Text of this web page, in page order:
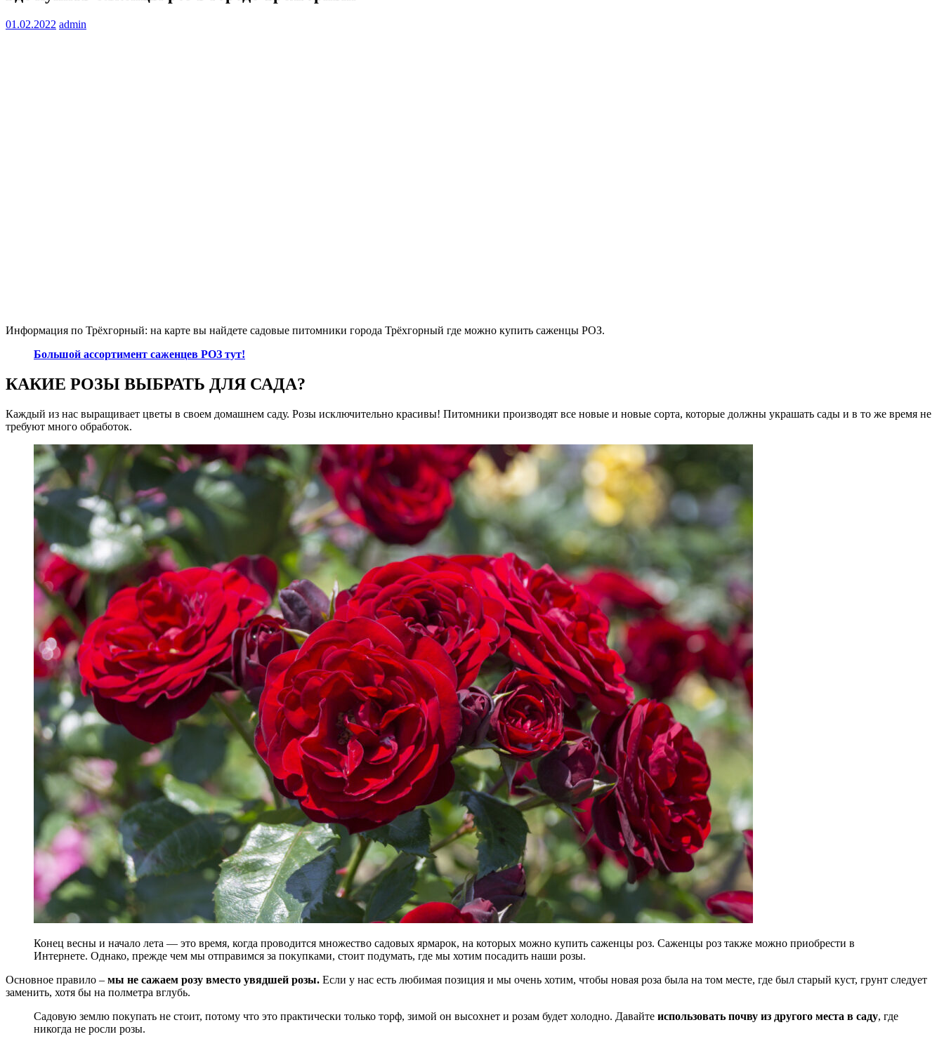
01.02.2022 admin
Информация по Трёхгорный: на карте вы найдете садовые питомники города Трёхгорный где можно купить саженцы РОЗ.
Большой ассортимент саженцев РОЗ тут!
КАКИЕ РОЗЫ ВЫБРАТЬ ДЛЯ САДА?
Каждый из нас выращивает цветы в своем домашнем саду. Розы исключительно красивы! Питомники производят все новые и новые сорта, которые должны украшать сады и в то же время не
требуют много обработок.
Конец весны и начало лета — это время, когда проводится множество садовых ярмарок, на которых можно купить саженцы роз. Саженцы роз также можно приобрести в
Интернете. Однако, прежде чем мы отправимся за покупками, стоит подумать, где мы хотим посадить наши розы.
Основное правило – мы не сажаем розу вместо увядшей розы. Если у нас есть любимая позиция и мы очень хотим, чтобы новая роза была на том месте, где был старый куст, грунт следует
заменить, хотя бы на полметра вглубь.
Садовую землю покупать не стоит, потому что это практически только торф, зимой он высохнет и розам будет холодно. Давайте использовать почву из другого места в саду, где
никогда не росли розы.